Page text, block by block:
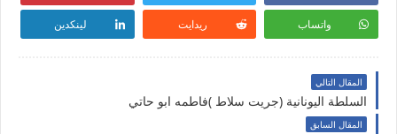
واتساب ريدايت لينكدين
المقال التالي
السلطة اليونانية (جريت سلاط )فاطمه ابو حاتي
المقال السابق